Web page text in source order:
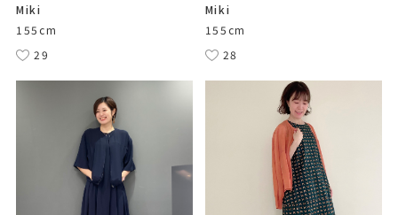
Miki
155cm
29
Miki
155cm
28